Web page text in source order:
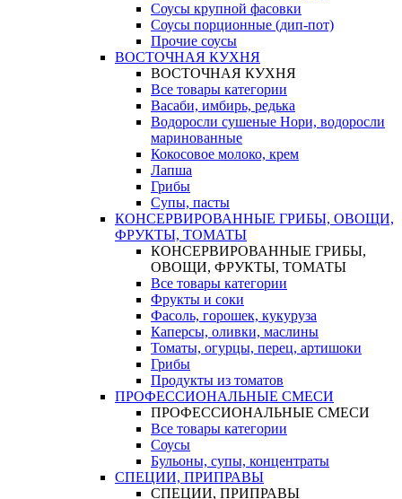
Соусы крупной фасовки
Соусы порционные (дип-пот)
Прочие соусы
ВОСТОЧНАЯ КУХНЯ
ВОСТОЧНАЯ КУХНЯ
Все товары категории
Васаби, имбирь, редька
Водоросли сушеные Нори, водоросли
маринованные
Кокосовое молоко, крем
Лапша
Грибы
Супы, пасты
КОНСЕРВИРОВАННЫЕ ГРИБЫ, ОВОЩИ,
ФРУКТЫ, ТОМАТЫ
КОНСЕРВИРОВАННЫЕ ГРИБЫ,
ОВОЩИ, ФРУКТЫ, ТОМАТЫ
Все товары категории
Фрукты и соки
Фасоль, горошек, кукуруза
Каперсы, оливки, маслины
Томаты, огурцы, перец, артишоки
Грибы
Продукты из томатов
ПРОФЕССИОНАЛЬНЫЕ СМЕСИ
ПРОФЕССИОНАЛЬНЫЕ СМЕСИ
Все товары категории
Соусы
Бульоны, супы, концентраты
СПЕЦИИ, ПРИПРАВЫ
СПЕЦИИ, ПРИПРАВЫ